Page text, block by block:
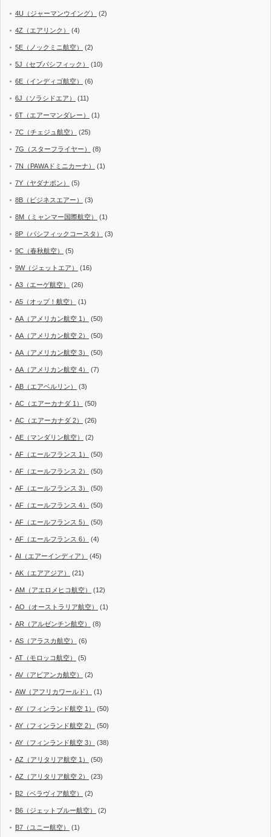
4U（ジャーマンウイング） (2)
4Z（エアリンク） (4)
5E（ノックミニ航空） (2)
5J（セブパシフィック） (10)
6E（インディゴ航空） (6)
6J（ソラシドエア） (11)
6T（エアーマンダレー） (1)
7C（チェジュ航空） (25)
7G（スターフライヤー） (8)
7N（PAWAドミニカーナ） (1)
7Y（ヤダナポン） (5)
8B（ビジネスエアー） (3)
8M（ミャンマー国際航空） (1)
8P（パシフィックコースタ） (3)
9C（春秋航空） (5)
9W（ジェットエア） (16)
A3（エーゲ航空） (26)
A5（オップ！航空） (1)
AA（アメリカン航空 1） (50)
AA（アメリカン航空 2） (50)
AA（アメリカン航空 3） (50)
AA（アメリカン航空 4） (7)
AB（エアベルリン） (3)
AC（エアーカナダ 1） (50)
AC（エアーカナダ 2） (26)
AE（マンダリン航空） (2)
AF（エールフランス 1） (50)
AF（エールフランス 2） (50)
AF（エールフランス 3） (50)
AF（エールフランス 4） (50)
AF（エールフランス 5） (50)
AF（エールフランス 6） (4)
AI（エアーインディア） (45)
AK（エアアジア） (21)
AM（アエロメヒコ航空） (12)
AO（オーストラリア航空） (1)
AR（アルゼンチン航空） (8)
AS（アラスカ航空） (6)
AT（モロッコ航空） (5)
AV（アビアンカ航空） (2)
AW（アフリカワールド） (1)
AY（フィンランド航空 1） (50)
AY（フィンランド航空 2） (50)
AY（フィンランド航空 3） (38)
AZ（アリタリア航空 1） (50)
AZ（アリタリア航空 2） (23)
B2（ベラヴィア航空） (2)
B6（ジェットブルー航空） (2)
B7（ユニー航空） (1)